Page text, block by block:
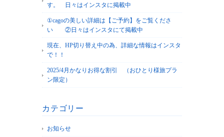
す。 日々はインスタに掲載中
①cagoの美しい詳細は【ご予約】をご覧くださ
い ②日々はインスタにて掲載中
現在、HP切り替え中の為、詳細な情報はインスタ
で！！
2025/4月かなりお得な割引 （おひとり様旅プラ
ン限定）
カテゴリー
お知らせ